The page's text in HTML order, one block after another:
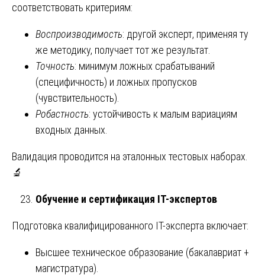
соответствовать критериям:
Воспроизводимость: другой эксперт, применяя ту
же методику, получает тот же результат.
Точность: минимум ложных срабатываний
(специфичность) и ложных пропусков
(чувствительность).
Робастность: устойчивость к малым вариациям
входных данных.
Валидация проводится на эталонных тестовых наборах.
🔬
Обучение и сертификация IT-экспертов
Подготовка квалифицированного IT-эксперта включает:
Высшее техническое образование (бакалавриат +
магистратура).